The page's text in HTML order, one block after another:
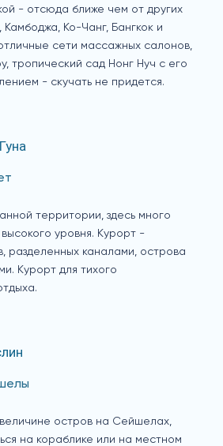
- отсюда ближе чем от других
Камбоджа, Ко-Чанг, Бангкок и
сети массажных салонов,
тропический сад Нонг Нуч с его
- скучать не придется.
территории, здесь много
уровня. Курорт -
разделенных каналами, острова
Курорт для тихого
остров на Сейшелах,
на кораблике или на местном